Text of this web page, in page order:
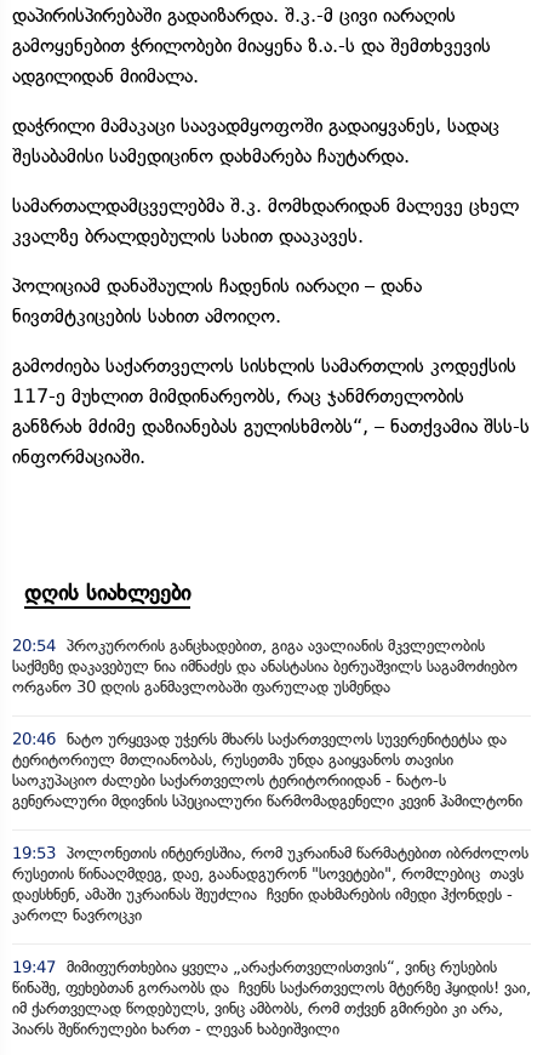
დაპირისპირებაში გადაიზარდა. შ.კ.-მ ცივი იარაღის
გამოყენებით ჭრილობები მიაყენა ზ.ა.-ს და შემთხვევის
ადგილიდან მიიმალა.
დაჭრილი მამაკაცი საავადმყოფოში გადაიყვანეს, სადაც
შესაბამისი სამედიცინო დახმარება ჩაუტარდა.
სამართალდამცველებმა შ.კ. მომხდარიდან მალევე ცხელ
კვალზე ბრალდებულის სახით დააკავეს.
პოლიციამ დანაშაულის ჩადენის იარაღი – დანა
ნივთმტკიცების სახით ამოიღო.
გამოძიება საქართველოს სისხლის სამართლის კოდექსის
117-ე მუხლით მიმდინარეობს, რაც ჯანმრთელობის
განზრახ მძიმე დაზიანებას გულისხმობს“, – ნათქვამია შსს-ს
ინფორმაციაში.
დღის სიახლეები
20:54 პროკურორის განცხადებით, გიგა ავალიანის მკვლელობის
საქმეზე დაკავებულ ნია იმნაძეს და ანასტასია ბერუაშვილს საგამოძიებო
ორგანო 30 დღის განმავლობაში ფარულად უსმენდა
20:46 ნატო ურყევად უჭერს მხარს საქართველოს სუვერენიტეტსა და
ტერიტორიულ მთლიანობას, რუსეთმა უნდა გაიყვანოს თავისი
საოკუპაციო ძალები საქართველოს ტერიტორიიდან - ნატო-ს
გენერალური მდივნის სპეციალური წარმომადგენელი კევინ ჰამილტონი
19:53 პოლონეთის ინტერესშია, რომ უკრაინამ წარმატებით იბრძოლოს
რუსეთის წინააღმდეგ, დაე, გაანადგურონ "სოვეტები", რომლებიც თავს
დაესხნენ, ამაში უკრაინას შეუძლია ჩვენი დახმარების იმედი ჰქონდეს -
კაროლ ნავროცკი
19:47 მიმიფურთხებია ყველა „არაქართველისთვის“, ვინც რუსების
წინაშე, ფეხებთან გორაობს და ჩვენს საქართველოს მტერზე ჰყიდის! ვაი,
იმ ქართველად წოდებულს, ვინც ამბობს, რომ თქვენ გმირები კი არა,
პიარს შეწირულები ხართ - ლევან ხაბეიშვილი